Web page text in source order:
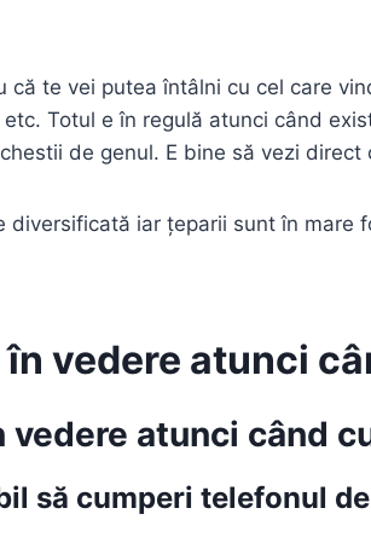
că te vei putea întâlni cu cel care
Totul e în regulă atunci când
de genul. E bine să vezi direct
iar țeparii sunt în
în vedere atunci
vedere atunci când
să cumperi telefonul